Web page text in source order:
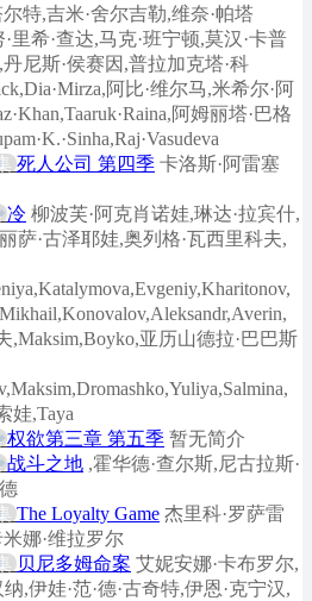
特,吉米·舍尔吉勒,维奈·帕塔
·里希·查达,马克·班宁顿,莫汉·卡普
尼斯·侯赛因,普拉加克塔·科
阿比·维尔马,米希尔·阿
阿姆丽塔·巴格
死人公司 第四季 卡洛斯·阿雷塞
冷 柳波芙·阿克肖诺娃,琳达·拉宾什,
萨·古泽耶娃,奥列格·瓦西里科夫,
,Maksim,Boyko,亚历山德拉·巴巴斯
娃,Taya
权欲第三章 第五季 暂无简介
战斗之地 ,霍华德·查尔斯,尼古拉斯·
The Loyalty Game 杰里科·罗萨雷
娜·维拉罗尔
贝尼多姆命案 艾妮安娜·卡布罗尔,
,伊娃·范·德·古奇特,伊恩·克宁汉,